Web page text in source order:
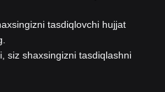
tasdiqlovchi hujjat
siz shaxsingizni tasdiqlashni